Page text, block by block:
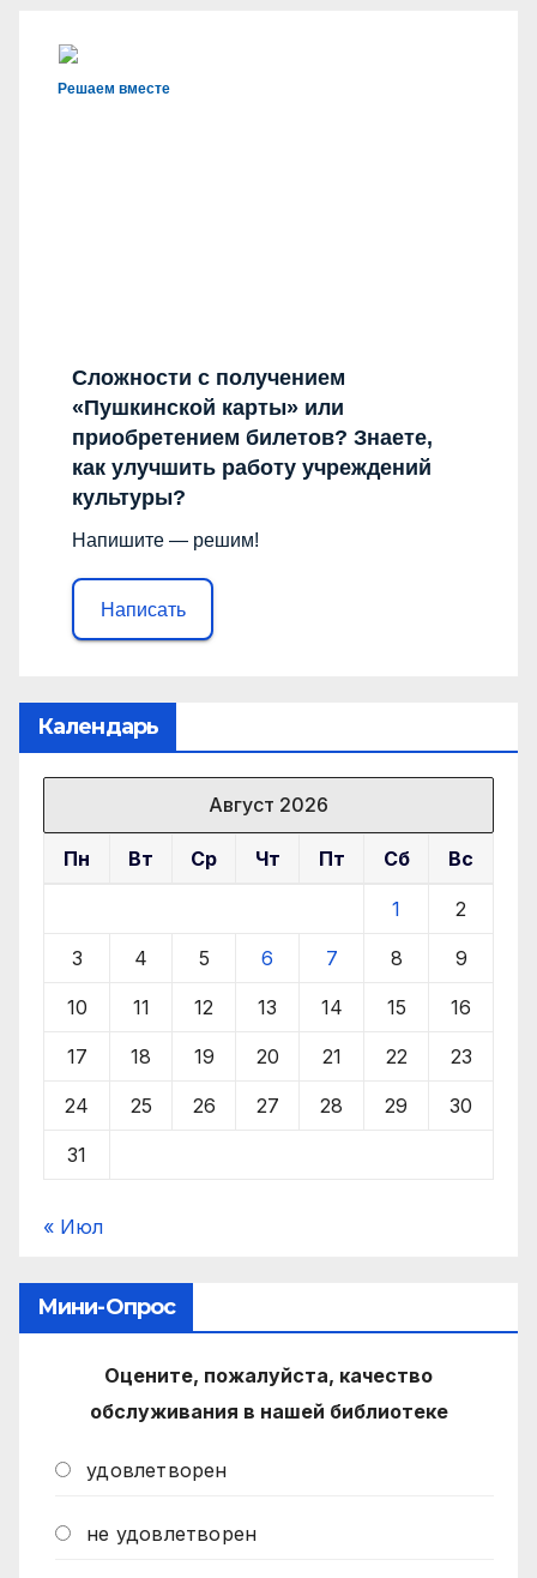
Решаем вместе
Сложности с получением
«Пушкинской карты» или
приобретением билетов? Знаете,
как улучшить работу учреждений
культуры?
Напишите — решим!
Написать
Календарь
Август 2026
Пн Вт Ср Чт Пт Сб Вс
1 2
3 4 5 6 7 8 9
10 11 12 13 14 15 16
17 18 19 20 21 22 23
24 25 26 27 28 29 30
31
« Июл
Мини-Опрос
Оцените, пожалуйста, качество
обслуживания в нашей библиотеке
удовлетворен
не удовлетворен